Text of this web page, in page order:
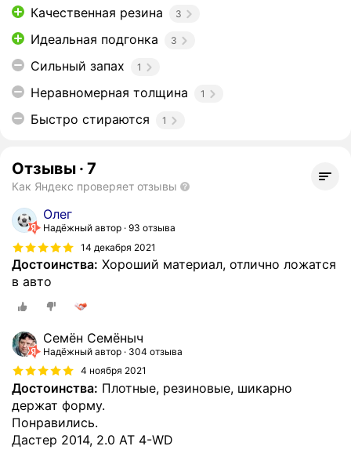
Качественная резина
3
Идеальная подгонка 3
Сильный запах 1
Неравномерная толщина 1
Быстро стираются 1
Отзывы · 7
Как Яндекс проверяет отзывы
Олег
Надёжный автор 93 отзыва
14 декабря 2021
Достоинства: Хороший материал, отлично ложатся
в авто
Семён Семёныч
Надёжный автор
304 отзыва
4 ноября 2021
Достоинства: Плотные, резиновые, шикарно
держат форму.
Понравились.
Дастер 2014, 2.0 АТ 4-WD